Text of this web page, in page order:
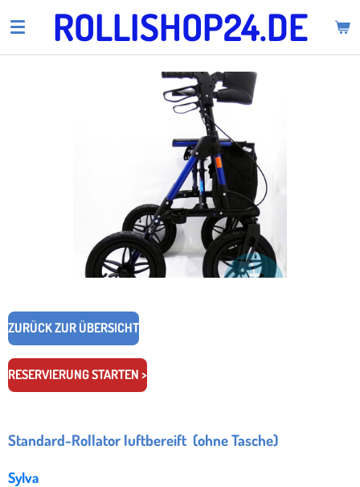
HauptinhaltROLLISHOP24.DE
ZURÜCK ZUR ÜBERSICHT
RESERVIERUNG STARTEN >
Standard-Rollator luftbereift (ohne Tasche)
Sylva